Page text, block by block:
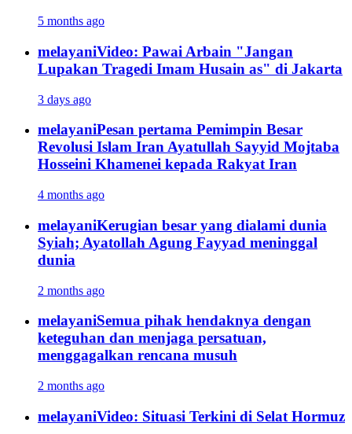
5 months ago
melayaniVideo: Pawai Arbain "Jangan
Lupakan Tragedi Imam Husain as" di Jakarta
3 days ago
melayaniPesan pertama Pemimpin Besar
Revolusi Islam Iran Ayatullah Sayyid Mojtaba
Hosseini Khamenei kepada Rakyat Iran
4 months ago
melayaniKerugian besar yang dialami dunia
Syiah; Ayatollah Agung Fayyad meninggal
dunia
2 months ago
melayaniSemua pihak hendaknya dengan
keteguhan dan menjaga persatuan,
menggagalkan rencana musuh
2 months ago
melayaniVideo: Situasi Terkini di Selat Hormuz